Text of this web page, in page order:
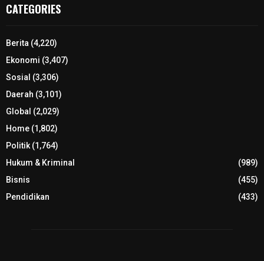
CATEGORIES
Berita (4,220)
Ekonomi (3,407)
Sosial (3,306)
Daerah (3,101)
Global (2,029)
Home (1,802)
Politik(1,764)
Hukum & Kriminal
(989)
Bisnis
(455)
Pendidikan
(433)